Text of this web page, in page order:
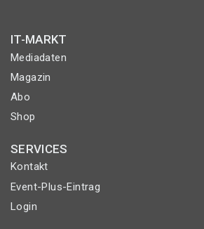
IT-MARKT
Mediadaten
Magazin
Abo
Shop
SERVICES
Kontakt
Event-Plus-Eintrag
Login